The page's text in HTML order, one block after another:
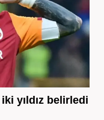
yıldız belirledi